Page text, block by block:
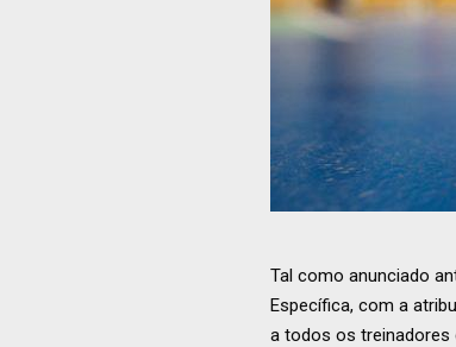
Tal como anunciado
Específica, com a
a todos os treinadores